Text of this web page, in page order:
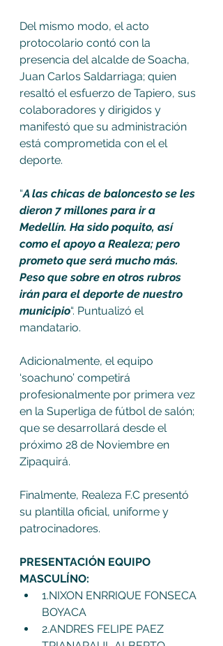
Del mismo modo, el acto
protocolario contó con la
presencia del alcalde de Soacha,
Juan Carlos Saldarriaga; quien
resaltó el esfuerzo de Tapiero, sus
colaboradores y dirigidos y
manifestó que su administración
está comprometida con el el
deporte.
“A las chicas de baloncesto se les
dieron 7 millones para ir a
Medellín. Ha sido poquito, así
como el apoyo a Realeza; pero
prometo que será mucho más.
Peso que sobre en otros rubros
irán para el deporte de nuestro
municipio“. Puntualizó el
mandatario.
Adicionalmente, el equipo
‘soachuno’ competirá
profesionalmente por primera vez
en la Superliga de fútbol de salón;
que se desarrollará desde el
próximo 28 de Noviembre en
Zipaquirá.
Finalmente, Realeza F.C presentó
su plantilla oficial, uniforme y
patrocinadores.
PRESENTACIÓN EQUIPO
MASCULÍNO:
1.NIXON ENRRIQUE FONSECA
BOYACA
2.ANDRES FELIPE PAEZ